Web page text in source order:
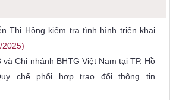
Thị Hồng kiểm tra tình hình triển khai
2025)
và Chi nhánh BHTG Việt Nam tại TP. Hồ
chế phối hợp trao đổi thông tin